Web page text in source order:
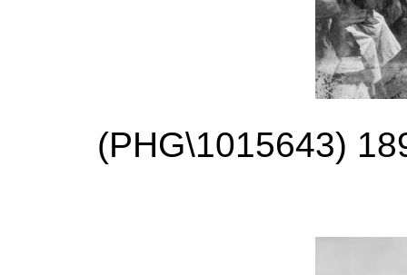
PHG\1015643
)